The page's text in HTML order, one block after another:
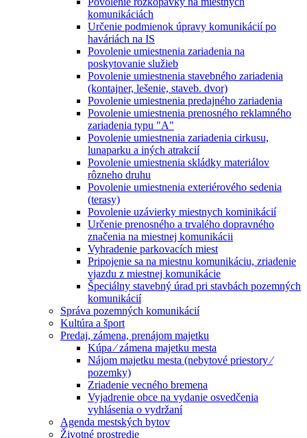
komunikáciách
Určenie podmienok úpravy komunikácií po
haváriách na IS
Povolenie umiestnenia zariadenia na
poskytovanie služieb
Povolenie umiestnenia stavebného zariadenia
(kontajner, lešenie, staveb. dvor)
Povolenie umiestnenia predajného zariadenia
Povolenie umiestnenia prenosného reklamného
zariadenia typu "A"
Povolenie umiestnenia zariadenia cirkusu,
lunaparku a iných atrakcií
Povolenie umiestnenia skládky materiálov
rôzneho druhu
Povolenie umiestnenia exteriérového sedenia
(terasy)
Povolenie uzávierky miestnych kominikácií
Určenie prenosného a trvalého dopravného
značenia na miestnej komunikácii
Vyhradenie parkovacích miest
Pripojenie sa na miestnu komunikáciu, zriadenie
vjazdu z miestnej komunikácie
Špeciálny stavebný úrad pri stavbách pozemných
komunikácií
Správa pozemných komunikácií
Kultúra a šport
Predaj, zámena, prenájom majetku
Kúpa ⁄ zámena majetku mesta
Nájom majetku mesta (nebytové priestory ⁄
pozemky)
Zriadenie vecného bremena
Vyjadrenie obce na vydanie osvedčenia
vyhlásenia o vydržaní
Agenda mestských bytov
Životné prostredie